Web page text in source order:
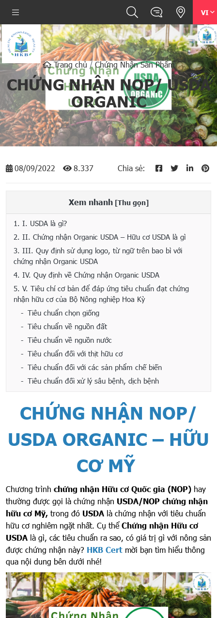
VI
Trang chủ Chứng Nhận Sản Phẩm
CHỨNG NHẬN NOP/ USDA
ORGANIC
08/09/2022 8.337 Chia sẻ:
Xem nhanh [Thu gọn]
1. I. USDA là gì?
2. II. Chứng nhận Organic USDA – Hữu cơ USDA là gì
3. III. Quy định sử dụng logo, từ ngữ trên bao bì với
chứng nhận Organic USDA
4. IV. Quy định về Chứng nhận Organic USDA
5. V. Tiêu chí cơ bản để đáp ứng tiêu chuẩn đạt chứng
nhận hữu cơ của Bộ Nông nghiệp Hoa Kỳ
Tiêu chuẩn chọn giống
Tiêu chuẩn về nguồn đất
Tiêu chuẩn về nguồn nước
Tiêu chuẩn đối với thịt hữu cơ
Tiêu chuẩn đối với các sản phẩm chế biến
Tiêu chuẩn đối xử lý sâu bệnh, dịch bệnh
CHỨNG NHẬN NOP/
USDA ORGANIC – HỮU
CƠ MỸ
Chương trình chứng nhận Hữu cơ Quốc gia (NOP) hay
thường được gọi là chứng nhận USDA/NOP chứng nhận
hữu cơ Mỹ, trong đó USDA là chứng nhận với tiêu chuẩn
hữu cơ nghiêm ngặt nhất. Cụ thể Chứng nhận Hữu cơ
USDA là gì, các tiêu chuẩn ra sao, có giá trị gì với nông sản
được chứng nhận này? HKB Cert mời bạn tìm hiểu thông
qua nội dung bên dưới nhé!